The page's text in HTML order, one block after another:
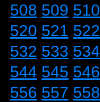
508 509 510
520 521 522
532 533 534
544 545 546
556 557 558